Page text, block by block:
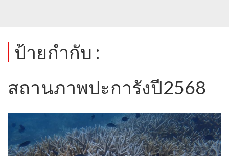
ป้ายกำกับ :
สถานภาพปะการังปี2568